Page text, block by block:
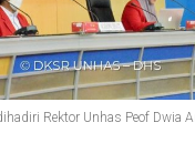
Rektor Unhas Peof Dwia